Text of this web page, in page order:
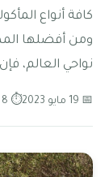
كافة أنواع
ومن أفضلها
نواحي العالم، فإن
📅 19 مايو 2023 ⏱ 8 دقائق قراءة